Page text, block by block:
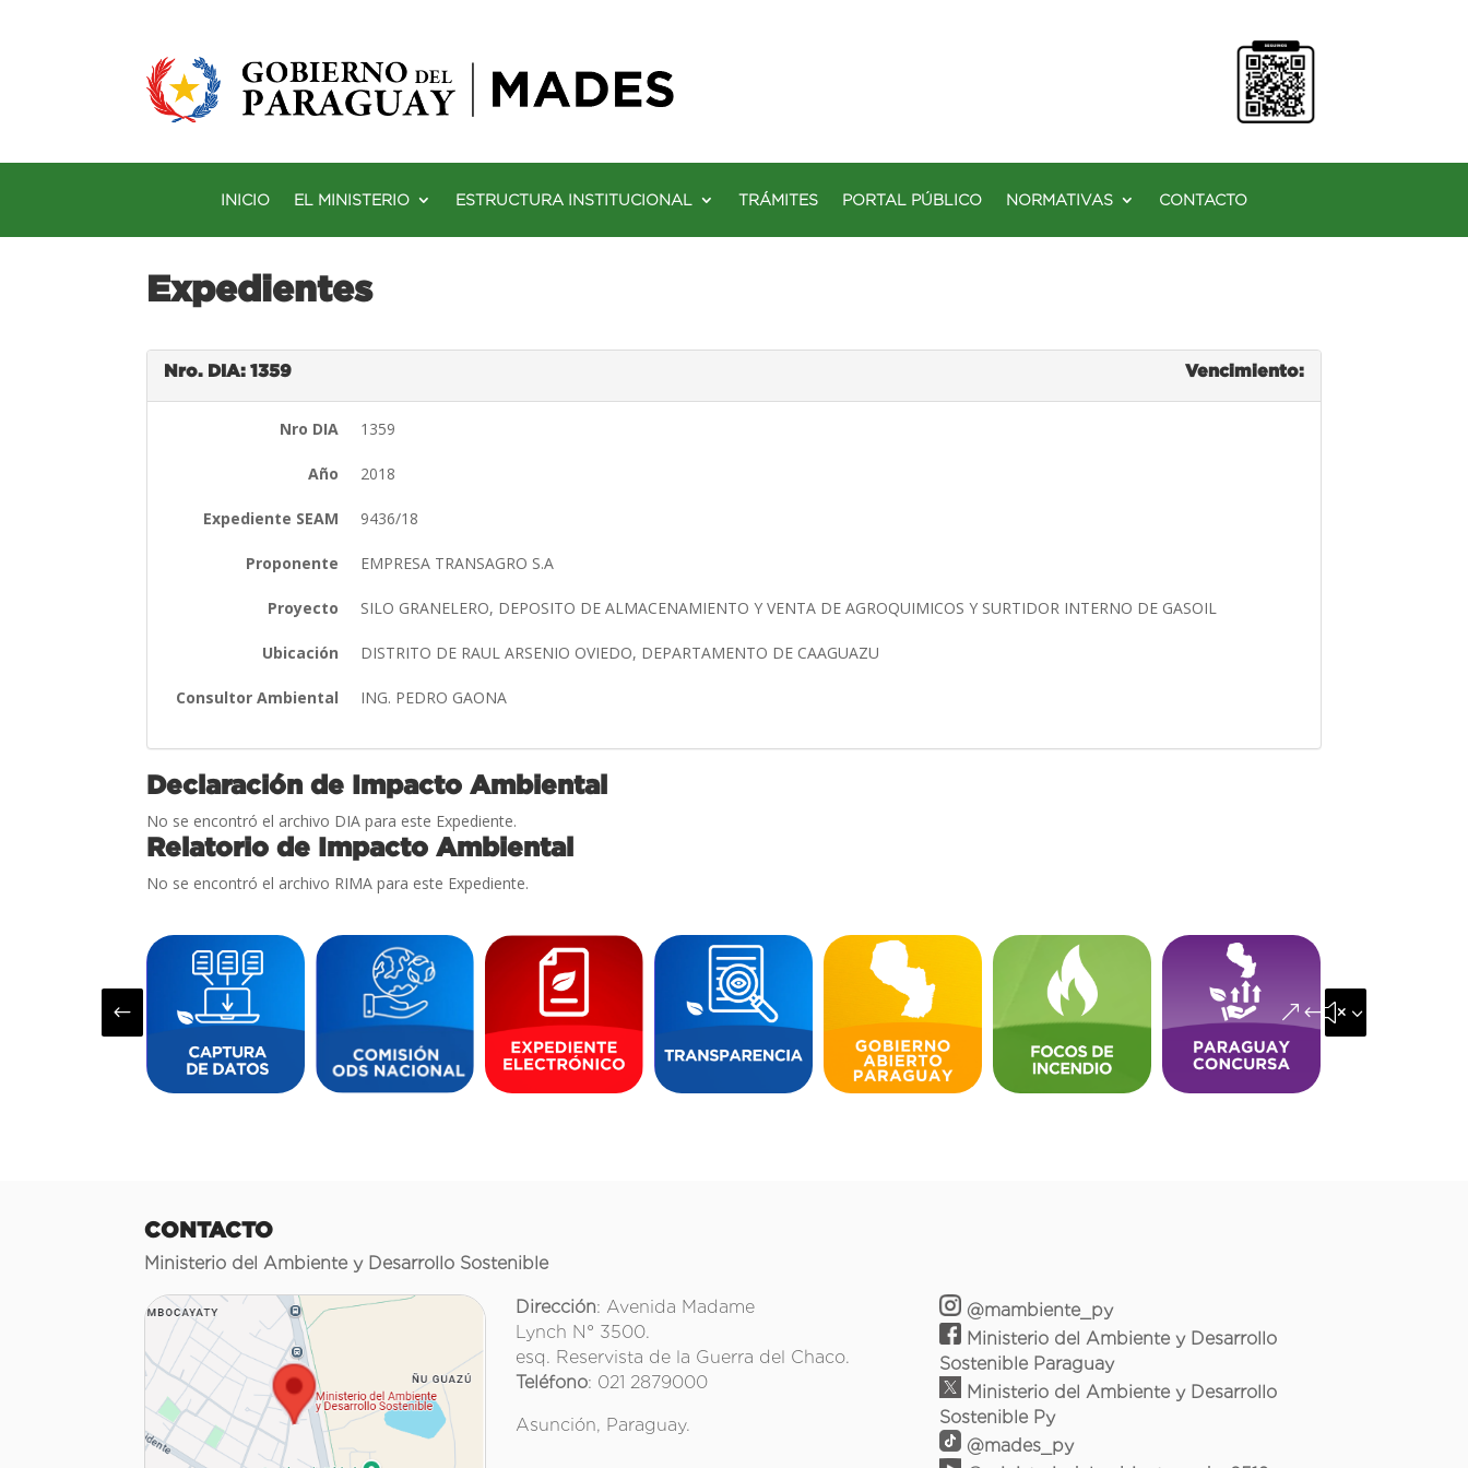
INICIO EL MINISTERIO ESTRUCTURA INSTITUCIONAL TRÁMITES PORTAL PÚBLICO NORMATIVAS CONTACTO
Expedientes
Nro. DIA: 1359 Vencimiento:
Nro DIA 1359
Año 2018
Expediente SEAM 9436/18
Proponente EMPRESA TRANSAGRO S.A
Proyecto SILO GRANELERO, DEPOSITO DE ALMACENAMIENTO Y VENTA DE AGROQUIMICOS Y SURTIDOR INTERNO DE GASOIL
Ubicación DISTRITO DE RAUL ARSENIO OVIEDO, DEPARTAMENTO DE CAAGUAZU
Consultor Ambiental ING. PEDRO GAONA
Declaración de Impacto Ambiental
No se encontró el archivo DIA para este Expediente.
Relatorio de Impacto Ambiental
No se encontró el archivo RIMA para este Expediente.
# &#x35;
CONTACTO
Ministerio del Ambiente y Desarrollo Sostenible
Dirección: Avenida Madame
Lynch N° 3500.
esq. Reservista de la Guerra del Chaco.
Teléfono: 021 2879000
Asunción, Paraguay.
@mambiente_py
Ministerio del Ambiente y Desarrollo
Sostenible Paraguay
Ministerio del Ambiente y Desarrollo
Sostenible Py
@mades_py